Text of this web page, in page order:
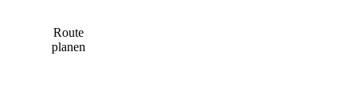
Route
planen